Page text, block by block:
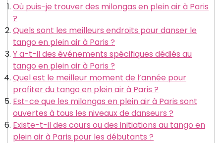
Où puis-je trouver des milongas en plein air à Paris
?
Quels sont les meilleurs endroits pour danser le
tango en plein air à Paris ?
Y a-t-il des événements spécifiques dédiés au
tango en plein air à Paris ?
Quel est le meilleur moment de l’année pour
profiter du tango en plein air à Paris ?
Est-ce que les milongas en plein air à Paris sont
ouvertes à tous les niveaux de danseurs ?
Existe-t-il des cours ou des initiations au tango en
plein air à Paris pour les débutants ?